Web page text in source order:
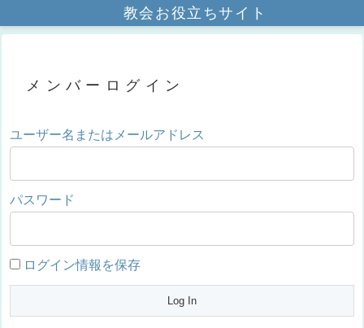
教会お役立ちサイト
メンバーログイン
ユーザー名またはメールアドレス
パスワード
ログイン情報を保存